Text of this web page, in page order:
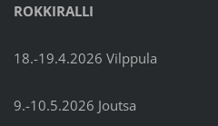
ROKKIRALLI
18.-19.4.2026 Vilppula
9.-10.5.2026 Joutsa